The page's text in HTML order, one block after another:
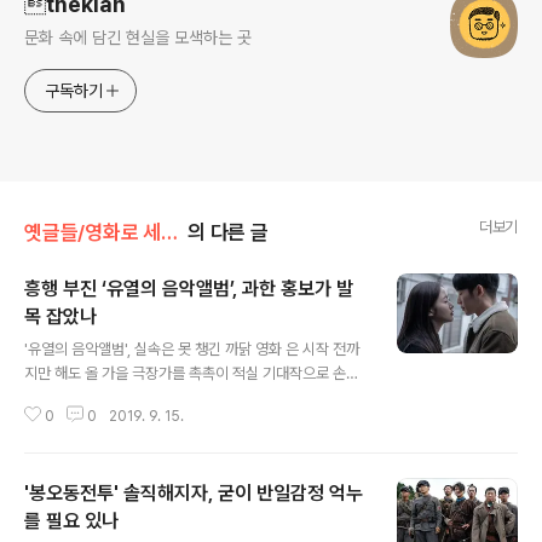
문화 속에 담긴 현실을 모색하는 곳
구독하기
옛글들/영화로 세상보기 의 다른 글 더보기
흥행 부진 ‘유열의 음악앨범’, 과한 홍보가 발
목 잡았나
'유열의 음악앨범', 실속은 못 챙긴 까닭 영화 은 시작 전까
지만 해도 올 가을 극장가를 촉촉이 적실 기대작으로 손꼽
하는 추억과 향수가 적지 않다. 1994년부터 전파를 탔던
고은이 차곡차곡 시간을 채워 넣어 만들어내는 멜로라니.
기대할 수밖에 없지 않은가. 하지만 이런 기대는 생각만큼
0 0 2019. 9. 15.
'봉오동전투' 솔직해지자, 굳이 반일감정 억누
를 필요 있나